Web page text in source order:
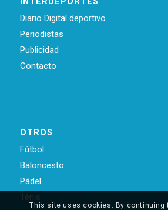
Diario Digital deportivo
Periodistas
Publicidad
Contacto
OTROS
Fútbol
Baloncesto
Pádel
Ténis
This site uses cookies. By continuing